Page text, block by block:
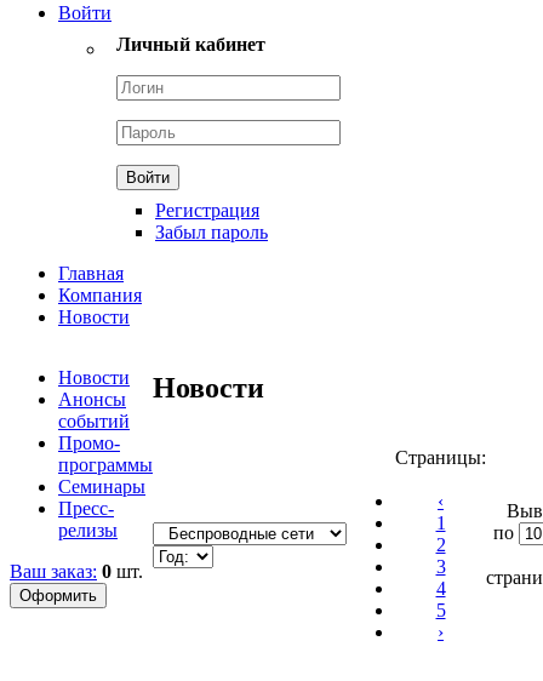
Войти
Личный кабинет
Регистрация
Забыл пароль
Главная
Компания
Новости
Новости
Анонсы
событий
Промо-
программы
Семинары
Пресс-
релизы
Ваш заказ: 0 шт.
Новости
Страницы:
‹
1
2
3
4
5
›
по